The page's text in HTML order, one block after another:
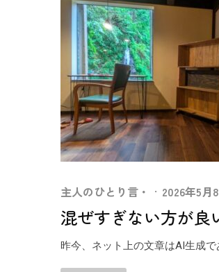
主人のひとり言・ · 2026年5月
混ぜすぎない方が良
昨今、ネット上の文章はAI生成で